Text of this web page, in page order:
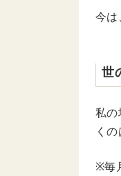
今は
世
私
く
※毎